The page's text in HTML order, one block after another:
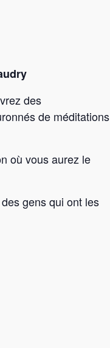
des
de méditations
où vous aurez le
gens qui ont les